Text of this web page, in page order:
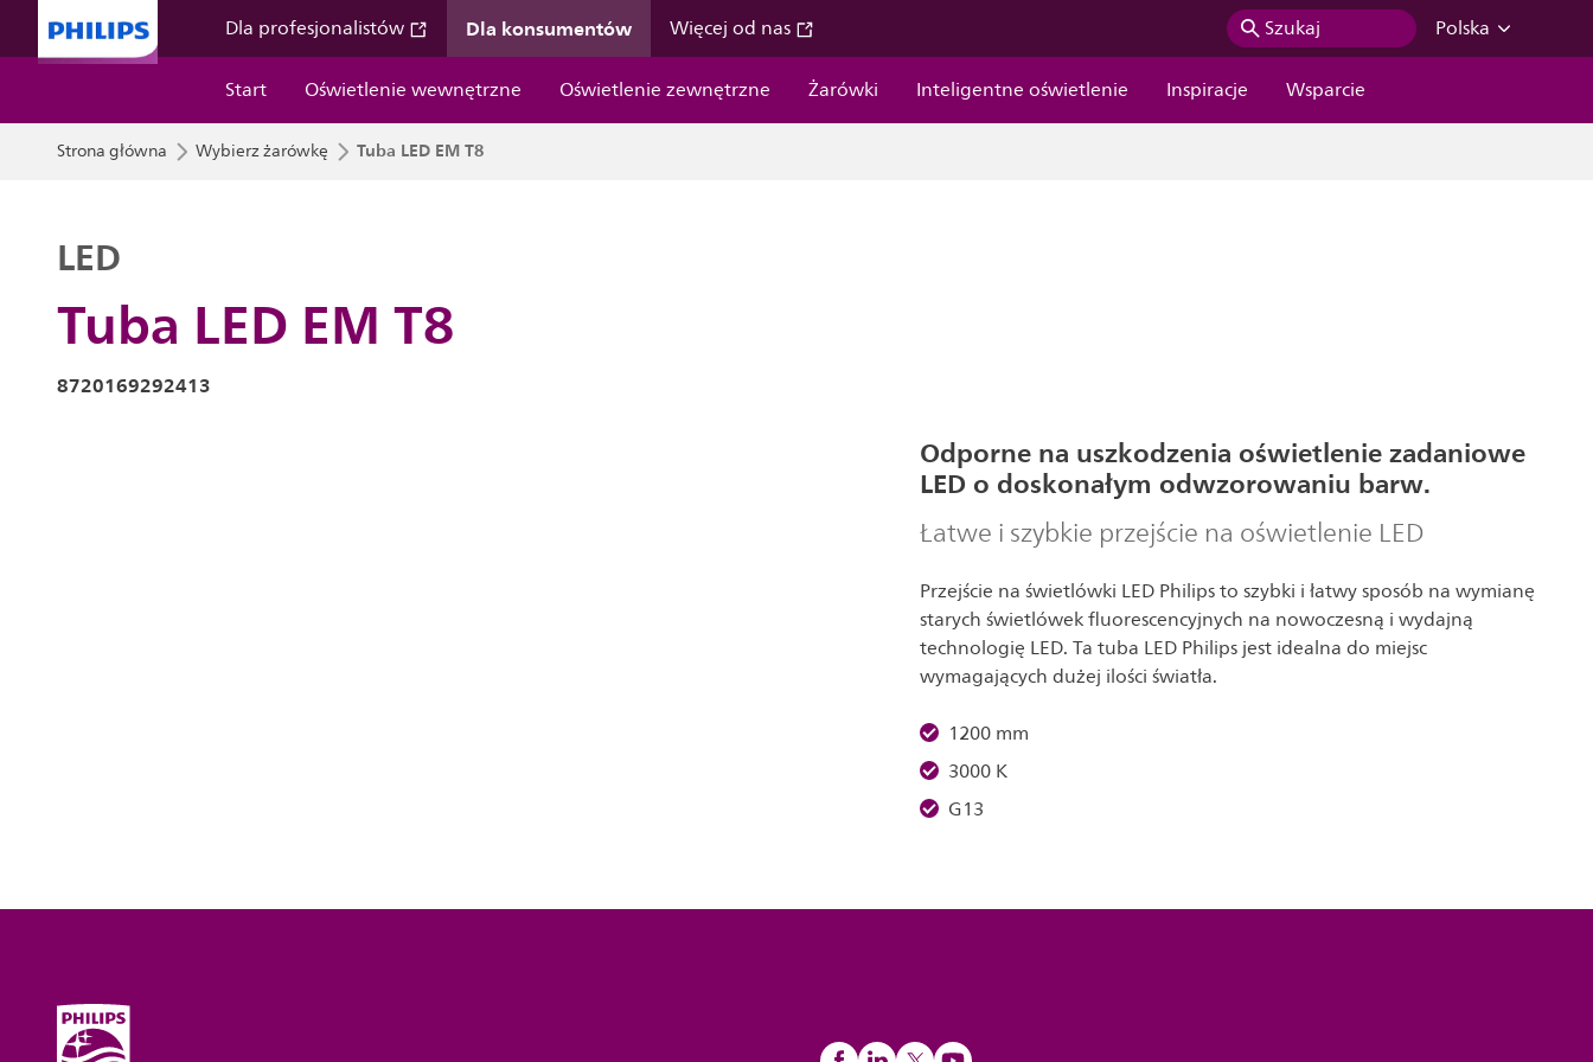
Dla profesjonalistów Dla konsumentów Więcej od nas Szukaj
Polska
Start
Oświetlenie wewnętrzne Oświetlenie zewnętrzne Żarówki Inteligentne oświetlenie Inspiracje Wsparcie
Strona główna Wybierz żarówkę Tuba LED EM T8
Tuba LED EM T8
LED
8720169292413
Odporne na uszkodzenia oświetlenie zadaniowe
LED o doskonałym odwzorowaniu barw.
Łatwe i szybkie przejście na oświetlenie LED
Przejście na świetlówki LED Philips to szybki i łatwy sposób na wymianę
starych świetlówek fluorescencyjnych na nowoczesną i wydajną
technologię LED. Ta tuba LED Philips jest idealna do miejsc
wymagających dużej ilości światła.
1200 mm
3000 K
G13